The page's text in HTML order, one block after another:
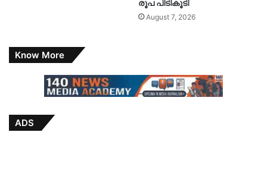
രൂപ പിടികൂടി
August 7, 2026
Know More
ADS